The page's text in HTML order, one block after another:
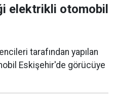
elektrikli otomobil
tarafından yapılan
Eskişehir'de görücüye